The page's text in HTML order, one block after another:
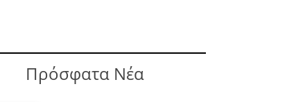
Πρόσφατα Νέα